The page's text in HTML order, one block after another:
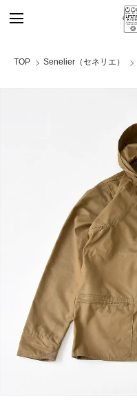
TOP Senelier（セネリエ）